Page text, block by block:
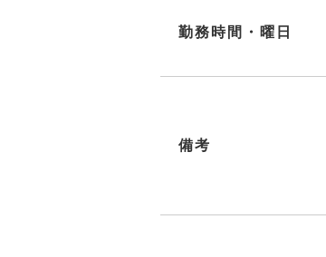
勤務時間・曜日
備考